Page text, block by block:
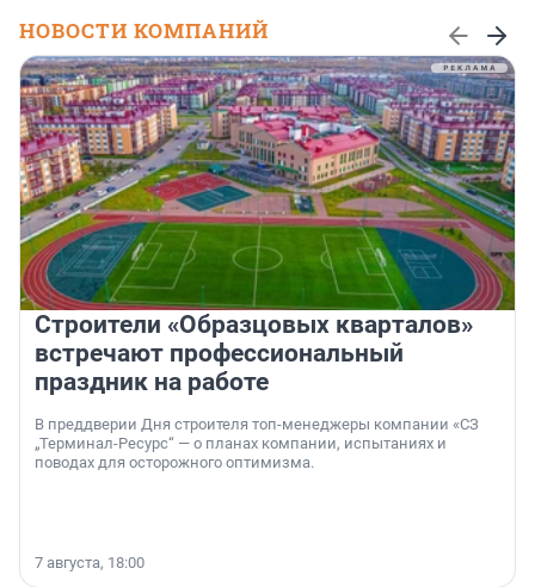
НОВОСТИ КОМПАНИЙ
Строители «Образцовых кварталов»
встречают профессиональный
праздник на работе
В преддверии Дня строителя топ-менеджеры компании «СЗ
„Терминал-Ресурс“ — о планах компании, испытаниях и
поводах для осторожного оптимизма.
7 августа, 18:00